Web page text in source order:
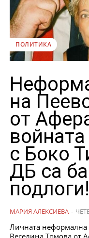
ПОЛИТИКА
на
от
с Боко
ДБ са
подлоги!
МАРИЯ АЛЕКСИЕВА -
Личната неформална
Веселина Томова от